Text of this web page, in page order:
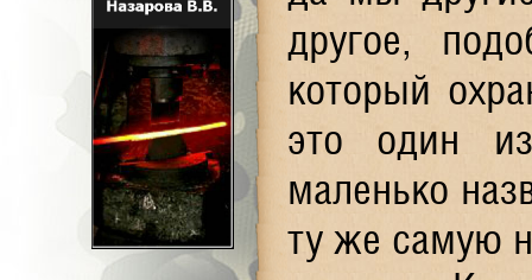
другое,
который
это один
маленько
ту же самую